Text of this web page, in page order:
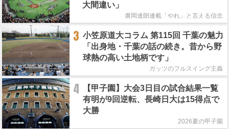
大間違い」
廣岡達朗連載「やれ」と言える信念
3 小笠原道大コラム 第115回 千葉の魅力
「出身地・千葉の話の続き。昔から野
球熱の高い土地柄です」
ガッツのフルスイング主義
4
【甲子園】大会3日目の試合結果一覧
有明が9回逆転、長崎日大は15得点で
大勝
2026夏の甲子園